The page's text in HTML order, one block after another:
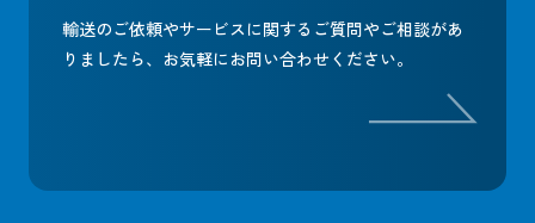
輸送のご依頼やサービスに関するご質問やご相談があ
りましたら、 お気軽にお問い合わせください。